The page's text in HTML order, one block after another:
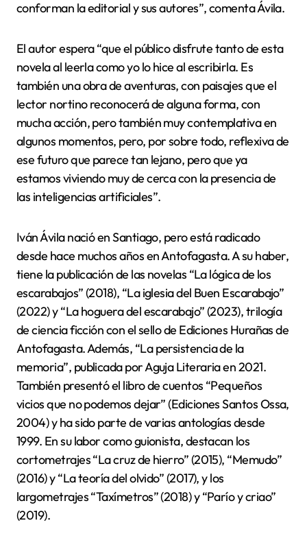
conforman la editorial y sus autores”, comenta Ávila.
El autor espera “que el público disfrute tanto de esta
novela al leerla como yo lo hice al escribirla. Es
también una obra de aventuras, con paisajes que el
lector nortino reconocerá de alguna forma, con
mucha acción, pero también muy contemplativa en
algunos momentos, pero, por sobre todo, reflexiva de
ese futuro que parece tan lejano, pero que ya
estamos viviendo muy de cerca con la presencia de
las inteligencias artificiales”.
Iván Ávila nació en Santiago, pero está radicado
desde hace muchos años en Antofagasta. A su haber,
tiene la publicación de las novelas “La lógica de los
escarabajos” (2018), “La iglesia del Buen Escarabajo”
(2022) y “La hoguera del escarabajo” (2023), trilogía
de ciencia ficción con el sello de Ediciones Hurañas de
Antofagasta. Además, “La persistencia de la
memoria”, publicada por Aguja Literaria en 2021.
También presentó el libro de cuentos “Pequeños
vicios que no podemos dejar” (Ediciones Santos Ossa,
2004) y ha sido parte de varias antologías desde
1999. En su labor como guionista, destacan los
cortometrajes “La cruz de hierro” (2015), “Memudo”
(2016) y “La teoría del olvido” (2017), y los
largometrajes “Taxímetros” (2018) y “Parío y criao”
(2019).